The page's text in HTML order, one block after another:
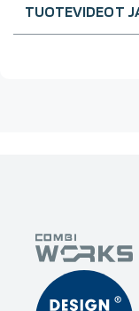
TUOTEVIDEOT